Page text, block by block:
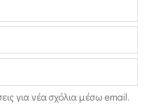
για νέα σχόλια μέσω email.